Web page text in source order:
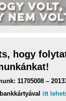
hogy
11705008 –
itt